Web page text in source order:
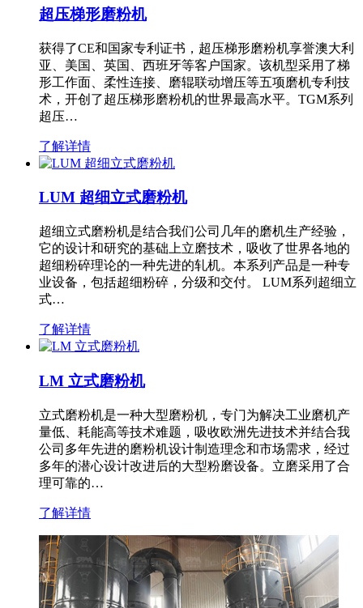
超压梯形磨粉机
获得了CE和国家专利证书，超压梯形磨粉机享誉澳大利
亚、美国、英国、西班牙等客户国家。该机型采用了梯
形工作面、柔性连接、磨辊联动增压等五项磨机专利技
术，开创了超压梯形磨粉机的世界最高水平。TGM系列
超压…
了解详情
LUM 超细立式磨粉机
超细立式磨粉机是结合我们公司几年的磨机生产经验，
它的设计和研究的基础上立磨技术，吸收了世界各地的
超细粉碎理论的一种先进的轧机。本系列产品是一种专
业设备，包括超细粉碎，分级和交付。 LUM系列超细立
式…
了解详情
LM 立式磨粉机
立式磨粉机是一种大型磨粉机，专门为解决工业磨机产
量低、耗能高等技术难题，吸收欧洲先进技术并结合我
公司多年先进的磨粉机设计制造理念和市场需求，经过
多年的潜心设计改进后的大型粉磨设备。立磨采用了合
理可靠的…
了解详情